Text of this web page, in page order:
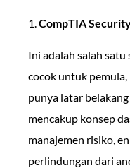
1.CompTIA
Ini adalah salah
cocok untuk
punya latar
mencakup konsep
manajemen risiko,
perlindungan dari